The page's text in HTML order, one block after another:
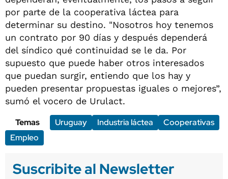
por parte de la cooperativa láctea para
determinar su destino. "Nosotros hoy tenemos
un contrato por 90 días y después dependerá
del síndico qué continuidad se le da. Por
supuesto que puede haber otros interesados
que puedan surgir, entiendo que los hay y
pueden presentar propuestas iguales o mejores”,
sumó el vocero de Urulact.
Temas
Uruguay Industria láctea
Cooperativas
Empleo
Suscribite al Newsletter